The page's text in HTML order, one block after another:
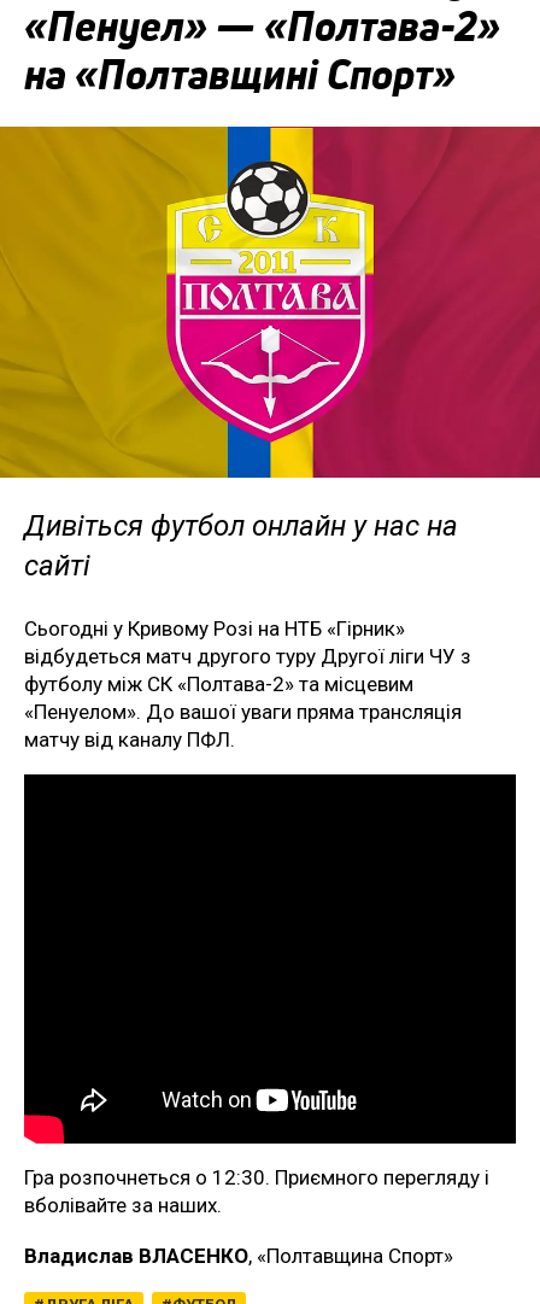
«Пенуел» — «Полтава-2»
на «Полтавщині Спорт»
Дивіться футбол онлайн у нас на
сайті
Сьогодні у Кривому Розі на НТБ «Гірник»
відбудеться матч другого туру Другої ліги ЧУ з
футболу між СК «Полтава-2» та місцевим
«Пенуелом». До вашої уваги пряма трансляція
матчу від каналу ПФЛ.
Гра розпочнеться о 12:30. Приємного перегляду і
вболівайте за наших.
Владислав ВЛАСЕНКО, «Полтавщина Спорт»